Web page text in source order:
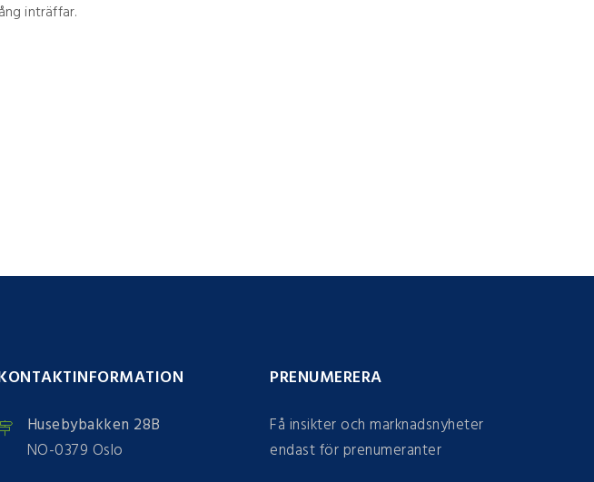
inträffar.
Husebybakken 28B
NO-0379 Oslo
PRENUMERERA
Få insikter och marknadsnyheter
endast för prenumeranter